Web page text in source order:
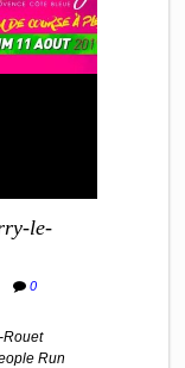
le-
0
Rouet
Run